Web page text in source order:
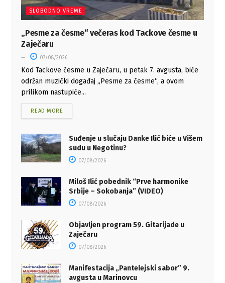
SLOBODNO VREME
„Pesme za česme“ večeras kod Tackove česme u
Zaječaru
07/08/2026
Kod Tackove česme u Zaječaru, u petak 7. avgusta, biće
održan muzički događaj „Pesme za česme“, a ovom
prilikom nastupiće...
READ MORE
Suđenje u slučaju Danke Ilić biće u Višem
sudu u Negotinu?
07/08/2026
Miloš Ilić pobednik “Prve harmonike
Srbije – Sokobanja” (VIDEO)
07/08/2026
Objavljen program 59. Gitarijade u
Zaječaru
07/08/2026
Manifestacija „Pantelejski sabor” 9.
avgusta u Marinovcu